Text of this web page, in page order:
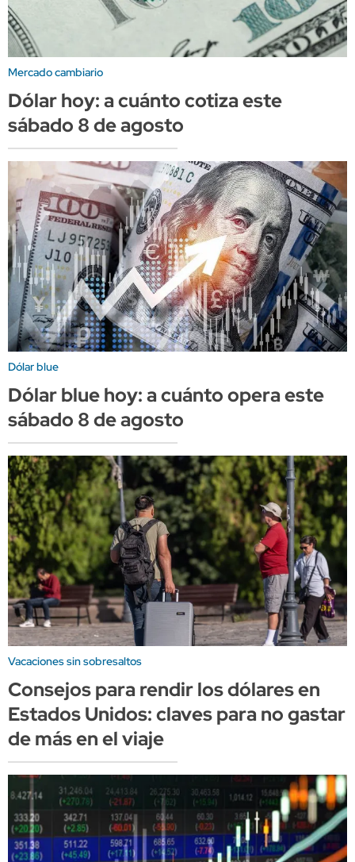
Mercado cambiario
Dólar hoy: a cuánto cotiza este
sábado 8 de agosto
Dólar blue
Dólar blue hoy: a cuánto opera este
sábado 8 de agosto
Vacaciones sin sobresaltos
Consejos para rendir los dólares en
Estados Unidos: claves para no gastar
de más en el viaje